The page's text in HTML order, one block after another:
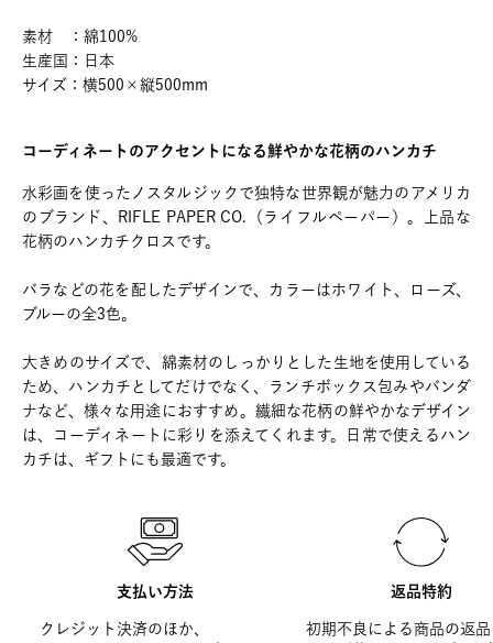
素材 ：綿100%
生産国：日本
サイズ：横500×縦500mm
コーディネートのアクセントになる鮮やかな花柄のハンカチ
水彩画を使ったノスタルジックで独特な世界観が魅力のアメリカ
のブランド、RIFLE PAPER CO.（ライフルペーパー）。上品な
花柄のハンカチクロスです。
バラなどの花を配したデザインで、カラーはホワイト、ローズ、
ブルーの全3色。
大きめのサイズで、綿素材のしっかりとした生地を使用している
ため、ハンカチとしてだけでなく、ランチボックス包みやバンダ
ナなど、様々な用途におすすめ。繊細な花柄の鮮やかなデザイン
は、コーディネートに彩りを添えてくれます。日常で使えるハン
カチは、ギフトにも最適です。
支払い方法
クレジット決済のほか、
返品特約
初期不良による商品の返